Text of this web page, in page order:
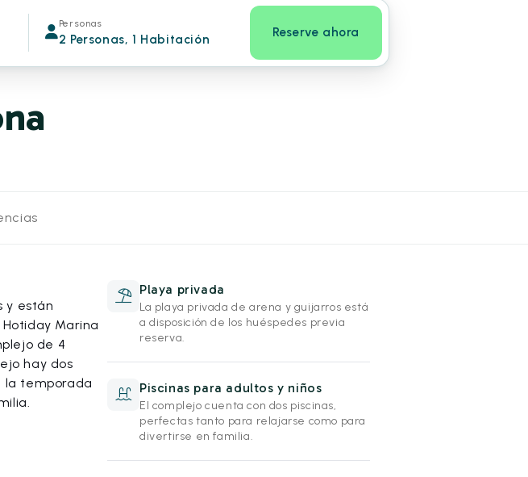
Personas
2 Personas, 1 Habitación Reserve ahora
y están
Marina
de 4
hay dos
la temporada
Playa privada
La playa privada de arena y guijarros está
a disposición de los huéspedes previa
reserva.
Piscinas para adultos y niños
El complejo cuenta con dos piscinas,
perfectas tanto para relajarse como para
divertirse en familia.